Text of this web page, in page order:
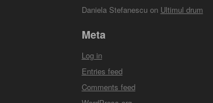
Daniela Stefanescu on Ultimul drum
Meta
Log in
Entries feed
Comments feed